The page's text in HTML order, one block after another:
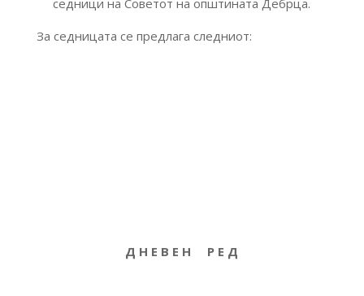
седници на Советот на општината Дебрца.
За седницата се предлага следниот:
Д Н Е В Е Н Р Е Д